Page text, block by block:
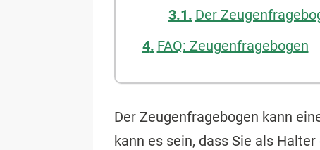
Der
FAQ: Zeugenfragebogen
Der Zeugenfragebogen kann
kann es sein, dass Sie als